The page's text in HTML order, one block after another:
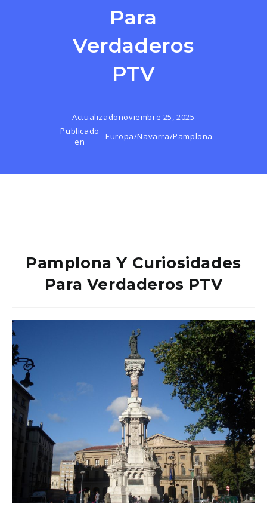
Para
Verdaderos
PTV
Actualizadonoviembre 25, 2025
Publicado
en
Europa/Navarra/Pamplona
Pamplona Y Curiosidades
Para Verdaderos PTV